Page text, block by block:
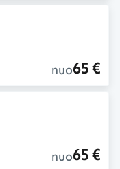
nuo65 €
nuo65 €